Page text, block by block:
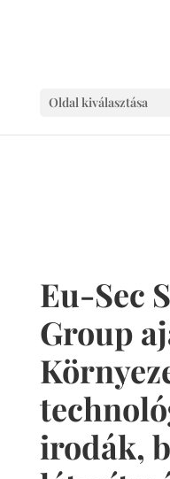
Oldal kiválasztása
Eu-Sec
Group
irodák,